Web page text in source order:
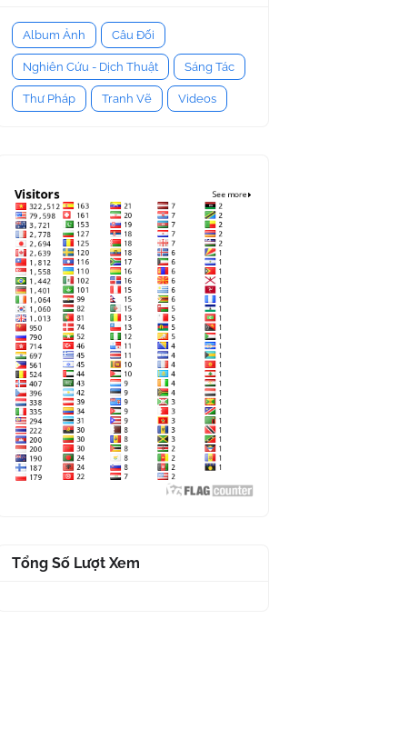
Album Ảnh Câu Đối
Nghiên Cứu - Dịch Thuật Sáng Tác
Thư Pháp Tranh Vẽ Videos
Tổng Số Lượt Xem